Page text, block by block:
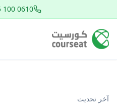
100 0610
آخر تحديث